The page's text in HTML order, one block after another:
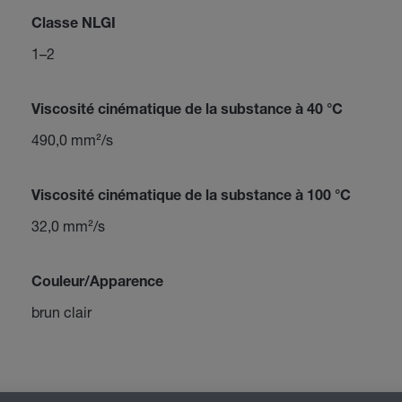
Classe NLGI
1–2
Viscosité cinématique de la substance à 40 °C
490,0 mm²/s
Viscosité cinématique de la substance à 100 °C
32,0 mm²/s
Couleur/Apparence
brun clair